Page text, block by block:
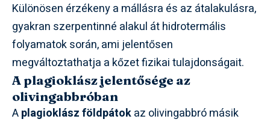
Különösen érzékeny a mállásra és az átalakulásra,
gyakran szerpentinné alakul át hidrotermális
folyamatok során, ami jelentősen
megváltoztathatja a kőzet fizikai tulajdonságait.
A plagioklász jelentősége az
olivingabbróban
Aplagioklász földpátokaz olivingabbró másik